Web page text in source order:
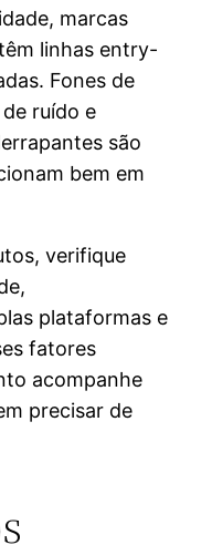
marcas
linhas entry-
Fones de
ruído e
são
bem em
verifique
plataformas e
fatores
acompanhe
precisar de